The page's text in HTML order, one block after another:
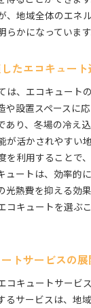
、地域全体のエネ
かになっています
たエコキュー
は、エコキュート
や設置スペースに
り、冬場の冷え
が活かされやすい
を利用することで
ュートは、効率的
熱費を抑える効
コキュートを選ぶ
トサービスの展
コキュートサービ
るサービスは、地